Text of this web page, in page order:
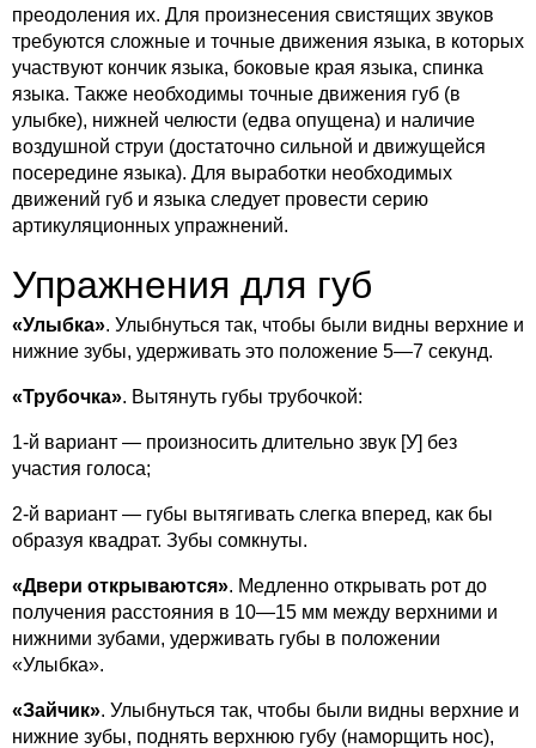
преодоления их. Для произнесения свистящих звуков
требуются сложные и точные движения языка, в которых
участвуют кончик языка, боковые края языка, спинка
языка. Также необходимы точные движения губ (в
улыбке), нижней челюсти (едва опущена) и наличие
воздушной струи (достаточно сильной и движущейся
посередине языка). Для выработки необходимых
движений губ и языка следует провести серию
артикуляционных упражнений.
Упражнения для губ
«Улыбка». Улыбнуться так, чтобы были видны верхние и
нижние зубы, удерживать это положение 5—7 секунд.
«Трубочка». Вытянуть губы трубочкой:
1-й вариант — произносить длительно звук [У] без
участия голоса;
2-й вариант — губы вытягивать слегка вперед, как бы
образуя квадрат. Зубы сомкнуты.
«Двери открываются». Медленно открывать рот до
получения расстояния в 10—15 мм между верхними и
нижними зубами, удерживать губы в положении
«Улыбка».
«Зайчик». Улыбнуться так, чтобы были видны верхние и
нижние зубы, поднять верхнюю губу (наморщить нос),